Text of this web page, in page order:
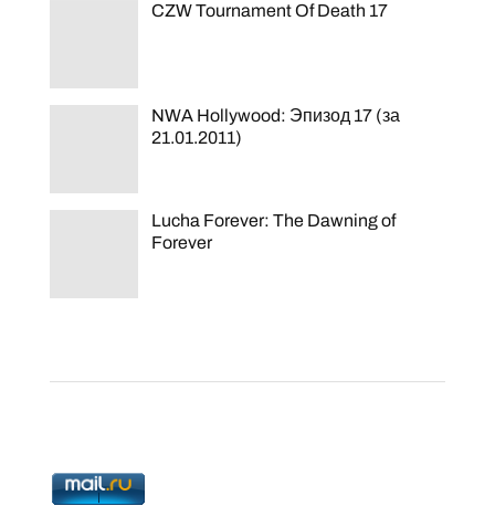
CZW Tournament Of Death 17
NWA Hollywood: Эпизод 17 (за
21.01.2011)
Lucha Forever: The Dawning of
Forever